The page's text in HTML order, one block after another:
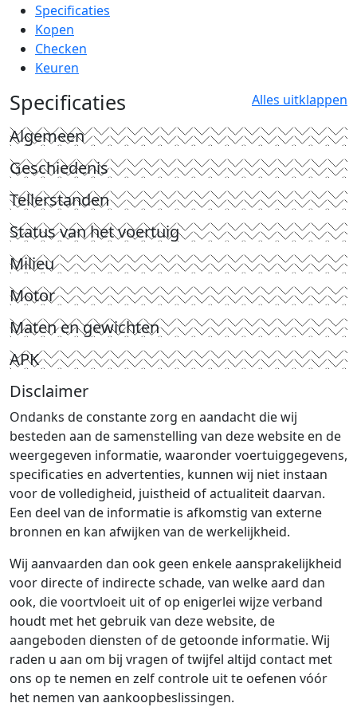
Specificaties
Kopen
Checken
Keuren
Specificaties Alles uitklappen
Algemeen
Geschiedenis
Tellerstanden
Status van het voertuig
Milieu
Motor
Maten en gewichten
APK
Disclaimer
Ondanks de constante zorg en aandacht die wij
besteden aan de samenstelling van deze website en de
weergegeven informatie, waaronder voertuiggegevens,
specificaties en advertenties, kunnen wij niet instaan
voor de volledigheid, juistheid of actualiteit daarvan.
Een deel van de informatie is afkomstig van externe
bronnen en kan afwijken van de werkelijkheid.
Wij aanvaarden dan ook geen enkele aansprakelijkheid
voor directe of indirecte schade, van welke aard dan
ook, die voortvloeit uit of op enigerlei wijze verband
houdt met het gebruik van deze website, de
aangeboden diensten of de getoonde informatie. Wij
raden u aan om bij vragen of twijfel altijd contact met
ons op te nemen en zelf controle uit te oefenen vóór
het nemen van aankoopbeslissingen.